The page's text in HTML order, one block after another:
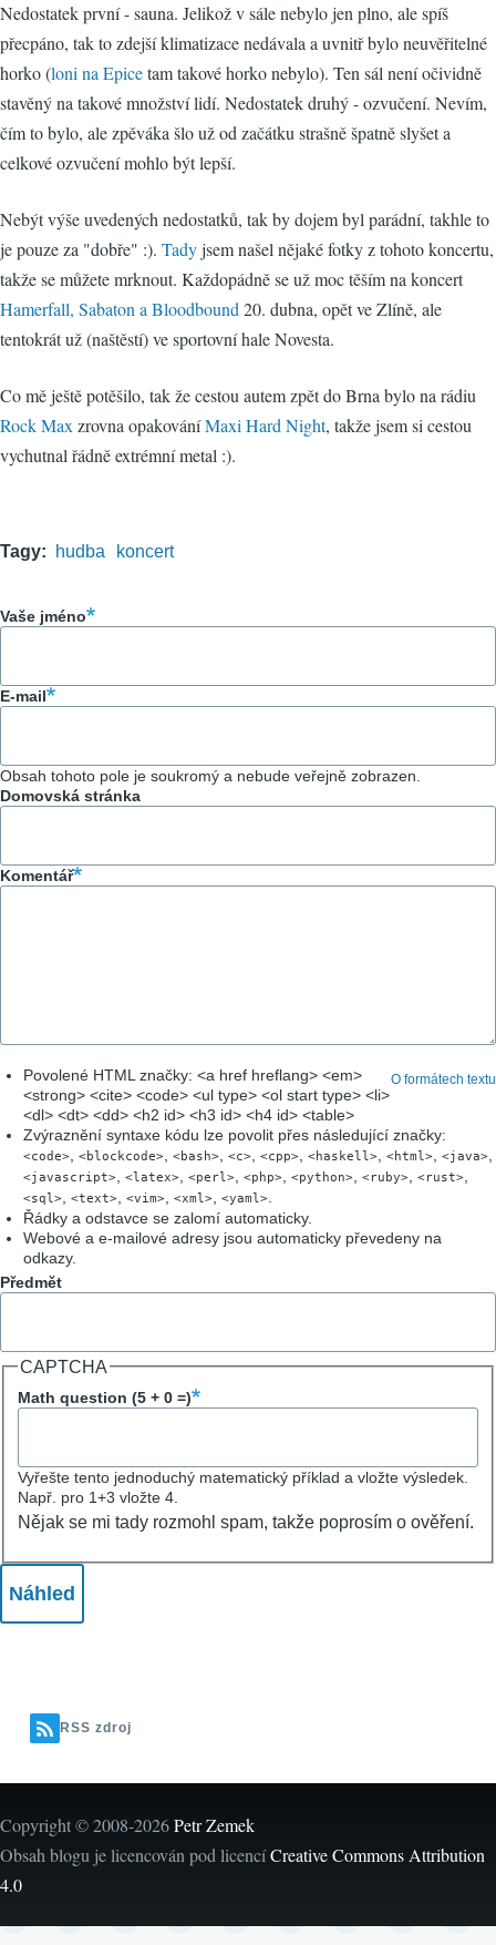
Nedostatek první - sauna. Jelikož v sále nebylo jen plno, ale spíš
přecpáno, tak to zdejší klimatizace nedávala a uvnitř bylo neuvěřitelné
horko (loni na Epicetam takové horko nebylo). Ten sál není očividně
stavěný na takové množství lidí. Nedostatek druhý - ozvučení. Nevím,
čím to bylo, ale zpěváka šlo už od začátku strašně špatně slyšet a
celkové ozvučení mohlo být lepší.
Nebýt výše uvedených nedostatků, tak by dojem byl parádní, takhle to
je pouze za "dobře" :). Tadyjsem našel nějaké fotky z tohoto koncertu,
takže se můžete mrknout. Každopádně se už moc těším na koncert
Hamerfall, Sabaton a Bloodbound 20. dubna, opět ve Zlíně, ale
tentokrát už (naštěstí) ve sportovní hale Novesta.
Co mě ještě potěšilo, tak že cestou autem zpět do Brna bylo na rádiu
Rock Max zrovna opakováníMaxi Hard Night, takže jsem si cestou
vychutnal řádně extrémní metal :).
Tagy hudba koncert
Vaše jméno
E-mail
Obsah tohoto pole je soukromý a nebude veřejně zobrazen.
Domovská stránka
Komentář
O formátech textu
Povolené HTML značky: <a href hreflang> <em>
<strong> <cite> <code> <ul type> <ol start type> <li>
<dl> <dt> <dd> <h2 id> <h3 id> <h4 id> <table>
Zvýraznění syntaxe kódu lze povolit přes následující značky:
<code> <blockcode> <bash> <c> <cpp> <haskell> <html> <java>
<javascript> <latex> <perl> <php> <python> <ruby> <rust>
<sql> <text> <vim> <xml> <yaml>
Řádky a odstavce se zalomí automaticky.
Webové a e-mailové adresy jsou automaticky převedeny na
odkazy.
Předmět
CAPTCHA
Math question (5 + 0 =)
Vyřešte tento jednoduchý matematický příklad a vložte výsledek.
Např. pro 1+3 vložte 4.
Nějak se mi tady rozmohl spam, takže poprosím o ověření.
RSS zdroj
Copyright © 2008-2026Petr Zemek
Obsah blogu je licencován pod licencíCreative Commons Attribution
4.0